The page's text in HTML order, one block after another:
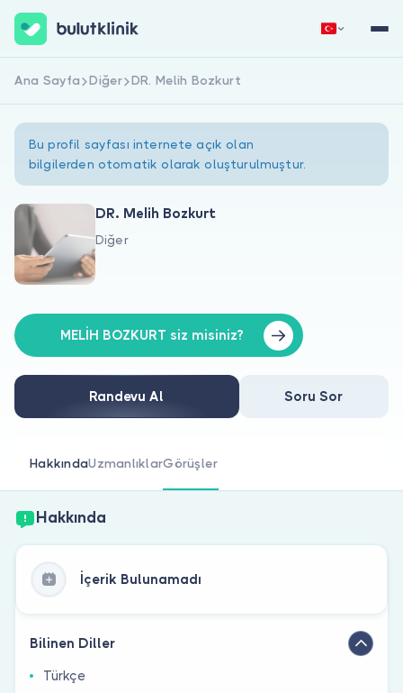
Hakkımızda
Doktorlar için
Doktor musunuz?
Hemen Kaydol
Ana Sayfa Diğer DR. Melih Bozkurt
Bu profil sayfası internete açık olan
bilgilerden otomatik olarak oluşturulmuştur.
DR. Melih Bozkurt
Diğer
MELİH BOZKURT siz misiniz?
Randevu Al Soru Sor
HakkındaUzmanlıklarGörüşler
Hakkında
İçerik Bulunamadı
Bilinen Diller
Türkçe